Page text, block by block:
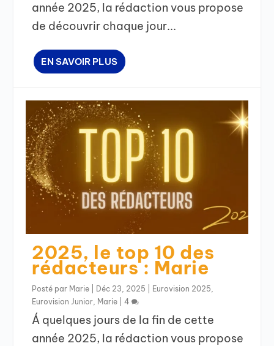
année 2025, la rédaction vous propose
de découvrir chaque jour...
EN SAVOIR PLUS
2025, le top 10 des
rédacteurs : Marie
Posté par Marie Déc 23, 2025 Eurovision 2025
Eurovision Junior Marie |4
Á quelques jours de la fin de cette
année 2025, la rédaction vous propose